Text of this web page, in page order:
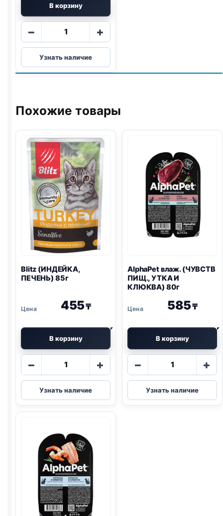
В корзину
−
Количество
Прохвост
влаж.
(КОТЯТА,
+
Узнать наличие
Похожие товары
Blitz (ИНДЕЙКА,
ПЕЧЕНЬ) 85г
455₸
В корзину
−
Количество
Blitz
(ИНДЕЙКА,
ПЕЧЕНЬ)
+
Узнать наличие
AlphaPet влаж. (ЧУВСТВ
ПИЩ., УТКА И
КЛЮКВА) 80г
585₸
В корзину
−
Количество
AlphaPet
влаж.
(ЧУВСТВ
+
Узнать наличие